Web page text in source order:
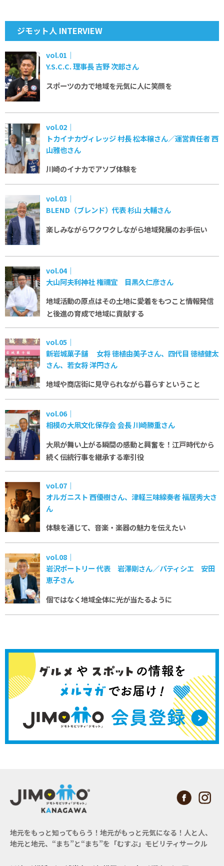
ジモット人 INTERVIEW
vol.01｜
Y.S.C.C. 理事長 吉野 次郎さん
スポーツの力で地域を元気に人に笑顔を
vol.02｜
トカイナカヴィレッジ 村長 松本穣さん／運営責任者 西
山雅也さん
川崎のイナカでアソブ体験を
vol.03｜
BLEND（ブレンド）代表 杉山 大輔さん
楽しみながらワクワクしながら地域発展のお手伝い
vol.04｜
大山阿夫利神社 権禰宜 目黒久仁彦さん
地域活動の原点はその土地に愛着をもつこと情報発信
と後進の育成で地域に貢献する
vol.05｜
新岩城菓子舗 女将 徳植由美子さん、四代目 徳植健太
さん、若女将 洋円さん
地域や商店街に見守られながら暮らすということ
vol.06｜
相模の大凧文化保存会 会長 川崎勝重さん
大凧が舞い上がる瞬間の感動と興奮を！ 江戸時代から
続く伝統行事を継承する牽引役
vol.07｜
オルガニスト 西優樹さん、津軽三味線奏者 福居秀大さ
ん
体験を通じて、音楽・楽器の魅力を伝えたい
vol.08｜
岩沢ポートリー 代表 岩澤剛さん／パティシエ 安田
恵子さん
個ではなく地域全体に光が当たるように
地元をもっと知ってもらう！地元がもっと元気になる！ 人と人、
地元と地元、“まち”と“まち”を「むすぶ」モビリティサークル